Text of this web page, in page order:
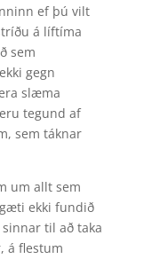
ef þú vilt
á líftíma
sem
gegn
slæma
tegund af
sem táknar
um allt sem
ekki fundið
til að taka
á flestum